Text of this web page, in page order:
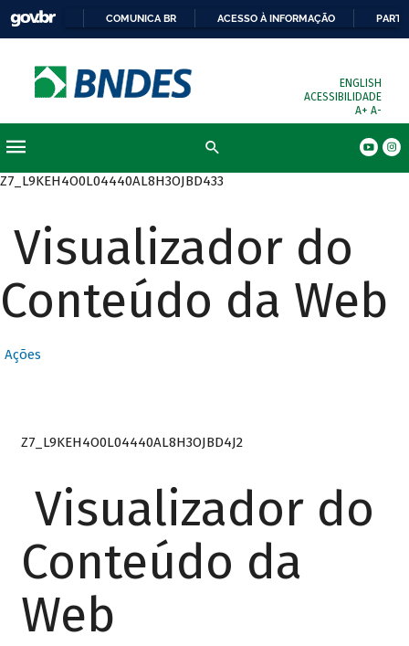
COMUNICA BR ACESSO À INFORMAÇÃO
ENGLISH
ACESSIBILIDADE
A+ A-
Z7_L9KEH4O0L04440AL8H3OJBD433
Visualizador do
Conteúdo da Web
Ações
Z7_L9KEH4O0L04440AL8H3OJBD4J2
Visualizador do
Conteúdo da
Web